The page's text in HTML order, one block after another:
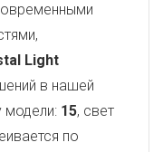
Light
в нашей
модели: 15, свет
по